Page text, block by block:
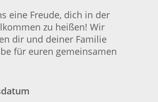
eine Freude, dich in der
zu heißen! Wir
dir und deiner Familie
für euren gemeinsamen